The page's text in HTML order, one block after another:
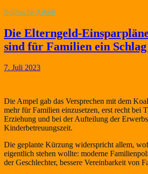
Politische Arbeit
Die Elterngeld-
sind für Familien ein
7. Juli 2023
Die Ampel gab das Versprechen mit dem
mehr für Familien einzusetzen, erst recht bei
Erziehung und bei der Aufteilung der
Kinderbetreuungszeit.
Die geplante Kürzung widerspricht allem,
eigentlich stehen wollte: moderne
der Geschlechter, bessere Vereinbarkeit von